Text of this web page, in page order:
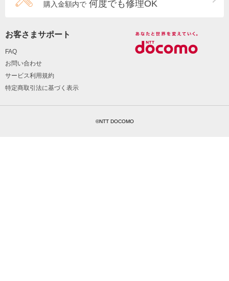
購入金額内で 何度でも修理OK
お客さまサポート
FAQ
お問い合わせ
サービス利用規約
特定商取引法に基づく表示
©NTT DOCOMO